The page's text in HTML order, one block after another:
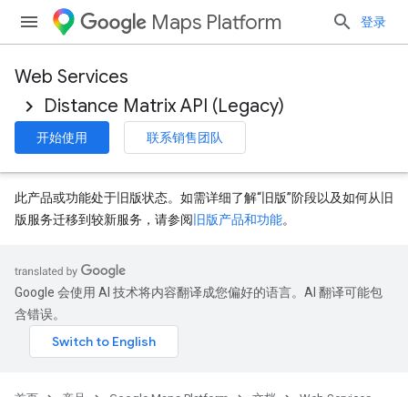
Maps Platform 登录
Web Services
Distance Matrix API (Legacy)
开始使用 联系销售团队
此产品或功能处于旧版状态。如需详细了解“旧版”阶段以及如何从旧
版服务迁移到较新服务，请参阅 旧版产品和功能。
Google 会使用 AI 技术将内容翻译成您偏好的语言。AI 翻译可能包
含错误。